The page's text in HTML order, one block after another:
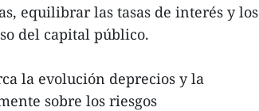
equilibrar las tasas de interés y los
del capital público.
la evolución deprecios y la
sobre los riesgos